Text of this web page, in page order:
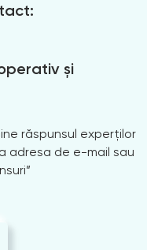
și
răspunsul experților
adresa de e-mail sau